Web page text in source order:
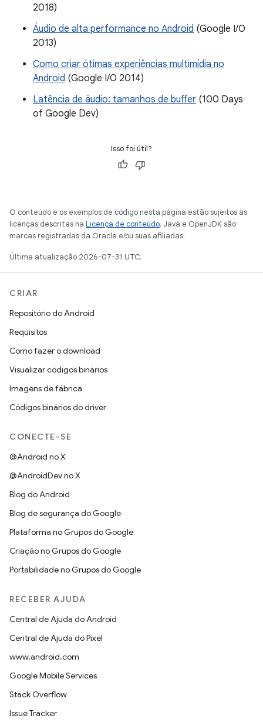
2018)
Áudio de alta performance no Android (Google I/O
2013)
Como criar ótimas experiências multimídia no
Android (Google I/O 2014)
Latência de áudio: tamanhos de buffer (100 Days
of Google Dev)
Isso foi útil?
O conteúdo e os exemplos de código nesta página estão sujeitos às
licenças descritas na Licença de conteúdo. Java e OpenJDK são
marcas registradas da Oracle e/ou suas afiliadas.
Última atualização 2026-07-31 UTC.
CRIAR
Repositório do Android
Requisitos
Como fazer o download
Visualizar códigos binários
Imagens de fábrica
Códigos binários do driver
CONECTE-SE
@Android no X
@AndroidDev no X
Blog do Android
Blog de segurança do Google
Plataforma no Grupos do Google
Criação no Grupos do Google
Portabilidade no Grupos do Google
RECEBER AJUDA
Central de Ajuda do Android
Central de Ajuda do Pixel
www.android.com
Google Mobile Services
Stack Overflow
Issue Tracker